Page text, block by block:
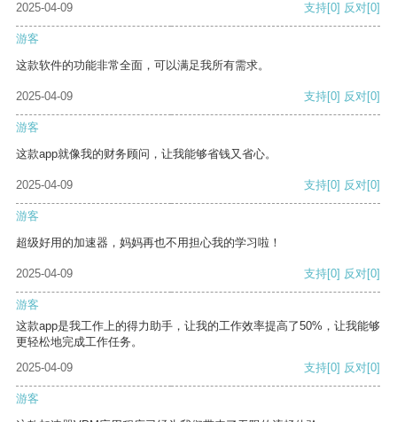
2025-04-09
支持[0] 反对[0]
游客
这款软件的功能非常全面，可以满足我所有需求。
2025-04-09 支持[0] 反对[0]
游客
这款app就像我的财务顾问，让我能够省钱又省心。
2025-04-09 支持[0] 反对[0]
游客
超级好用的加速器，妈妈再也不用担心我的学习啦！
2025-04-09 支持[0] 反对[0]
游客
这款app是我工作上的得力助手，让我的工作效率提高了50%，让我能够
更轻松地完成工作任务。
2025-04-09
支持[0] 反对[0]
游客